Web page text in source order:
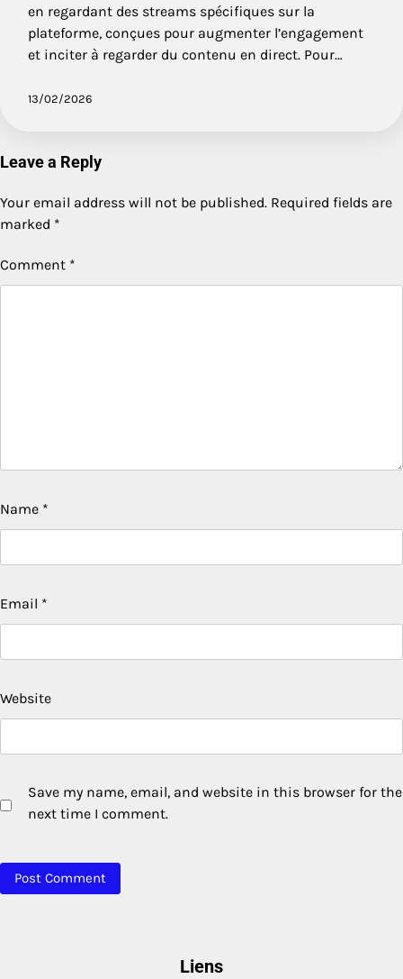
en regardant des streams spécifiques sur la
plateforme, conçues pour augmenter l’engagement
et inciter à regarder du contenu en direct. Pour…
13/02/2026
Leave a Reply
Your email address will not be published. Required fields are
marked *
Comment *
Name *
Email *
Website
Save my name, email, and website in this browser for the
next time I comment.
Liens